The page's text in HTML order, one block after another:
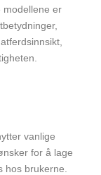
modellene er
vanlige
for å lage
hos brukerne.